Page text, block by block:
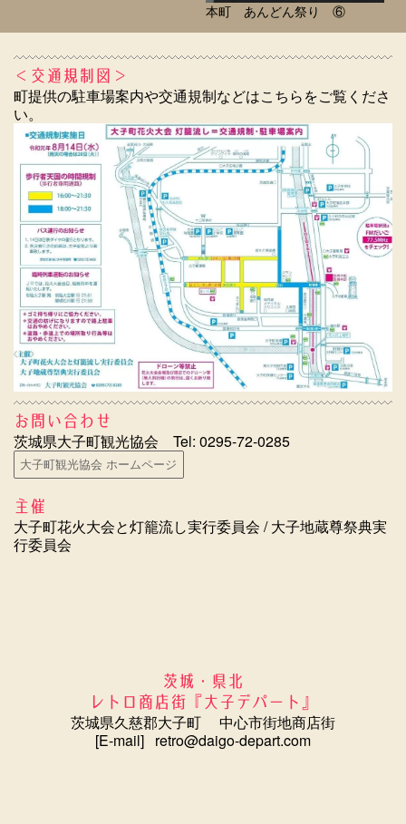
本町 あんどん祭り ⑥
＜交通規制図＞
町提供の駐車場案内や交通規制などはこちらをご覧くださ
い。
お問い合わせ
茨城県大子町観光協会 Tel: 0295-72-0285
大子町観光協会 ホームページ
主催
大子町花火大会と灯籠流し実行委員会 / 大子地蔵尊祭典実
行委員会
茨城・県北
レトロ商店街『大子デパート』
茨城県久慈郡大子町 中心市街地商店街
[E-mail] retro@daigo-depart.com